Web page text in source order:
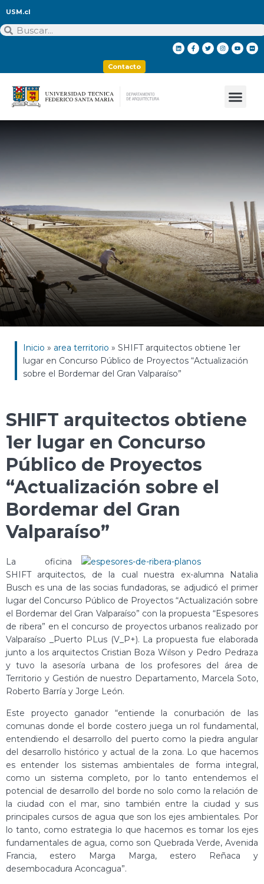
USM.cl
Contacto
Inicio » area territorio » SHIFT arquitectos obtiene 1er
lugar en Concurso Público de Proyectos “Actualización
sobre el Bordemar del Gran Valparaíso”
SHIFT arquitectos obtiene
1er lugar en Concurso
Público de Proyectos
“Actualización sobre el
Bordemar del Gran
Valparaíso”
La oficina
SHIFT arquitectos, de la cual nuestra ex-alumna Natalia
Busch es una de las socias fundadoras, se adjudicó el primer
lugar del Concurso Público de Proyectos “Actualización sobre
el Bordemar del Gran Valparaíso” con la propuesta “Espesores
de ribera” en el concurso de proyectos urbanos realizado por
Valparaíso _Puerto PLus (V_P+). La propuesta fue elaborada
junto a los arquitectos Cristian Boza Wilson y Pedro Pedraza
y tuvo la asesoría urbana de los profesores del área de
Territorio y Gestión de nuestro Departamento, Marcela Soto,
Roberto Barría y Jorge León.
Este proyecto ganador “entiende la conurbación de las
comunas donde el borde costero juega un rol fundamental,
entendiendo el desarrollo del puerto como la piedra angular
del desarrollo histórico y actual de la zona. Lo que hacemos
es entender los sistemas ambientales de forma integral,
como un sistema completo, por lo tanto entendemos el
potencial de desarrollo del borde no solo como la relación de
la ciudad con el mar, sino también entre la ciudad y sus
principales cursos de agua que son los ejes ambientales. Por
lo tanto, como estrategia lo que hacemos es tomar los ejes
fundamentales de agua, como son Quebrada Verde, Avenida
Francia, estero Marga Marga, estero Reñaca y
desembocadura Aconcagua”.